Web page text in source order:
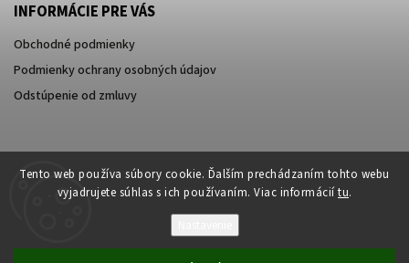
Tento web používa súbory cookie. Ďalším prechádzaním tohto webu
vyjadrujete súhlas s ich používaním. Viac informácií tu.
INFORMÁCIE PRE VÁS
Obchodné podmienky
Podmienky ochrany osobných údajov
Odstúpenie od zmluvy